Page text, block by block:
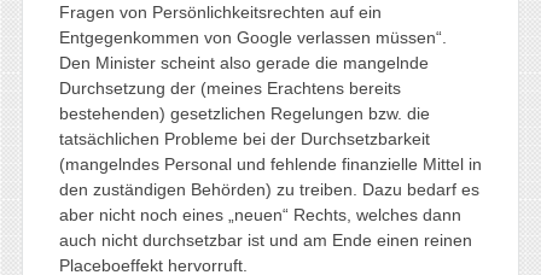
Fragen von Persönlichkeitsrechten auf ein
Entgegenkommen von Google verlassen müssen“.
Den Minister scheint also gerade die mangelnde
Durchsetzung der (meines Erachtens bereits
bestehenden) gesetzlichen Regelungen bzw. die
tatsächlichen Probleme bei der Durchsetzbarkeit
(mangelndes Personal und fehlende finanzielle Mittel in
den zuständigen Behörden) zu treiben. Dazu bedarf es
aber nicht noch eines „neuen“ Rechts, welches dann
auch nicht durchsetzbar ist und am Ende einen reinen
Placeboeffekt hervorruft.